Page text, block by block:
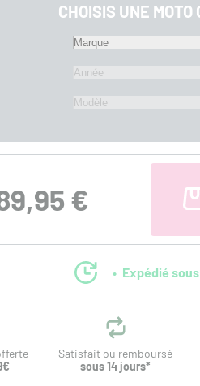
CHOISIS UNE MOTO
€
Expédié
Satisfait ou remboursé
sous 14 jours*